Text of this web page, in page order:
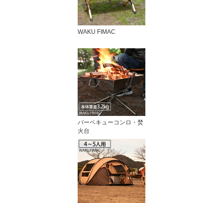
WAKU FIMAC
バーベキューコンロ・焚
火台